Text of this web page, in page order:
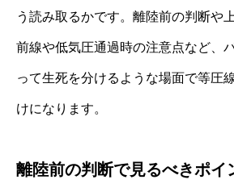
う読み取るかです。離陸前の判断や
前線や低気圧通過時の注意点など、
って生死を分けるような場面で等圧
けになります。
離陸前の判断で見るべきポイ